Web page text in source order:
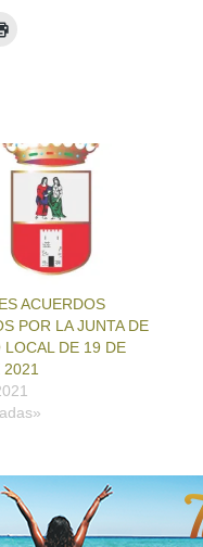
ACUERDOS
POR LA JUNTA DE
LOCAL DE 19 DE
2021